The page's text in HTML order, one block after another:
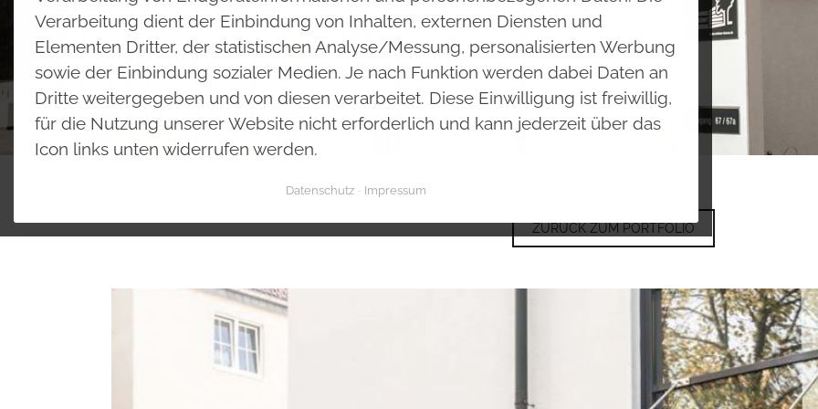
Verarbeitung dient der Einbindung von Inhalten, externen Diensten und
Elementen Dritter, der statistischen Analyse/Messung, personalisierten Werbung
sowie der Einbindung sozialer Medien. Je nach Funktion werden dabei Daten an
Dritte weitergegeben und von diesen verarbeitet. Diese Einwilligung ist freiwillig,
für die Nutzung unserer Website nicht erforderlich und kann jederzeit über das
Icon links unten widerrufen werden.
Datenschutz Impressum
ZURÜCK ZUM PORTFOLIO